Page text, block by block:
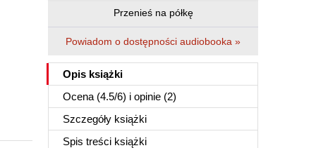
Przenieś na półkę
Powiadom o dostępności audiobooka »
Opis książki
Ocena (4.5/6) i opinie (2)
Szczegóły książki
Spis treści książki